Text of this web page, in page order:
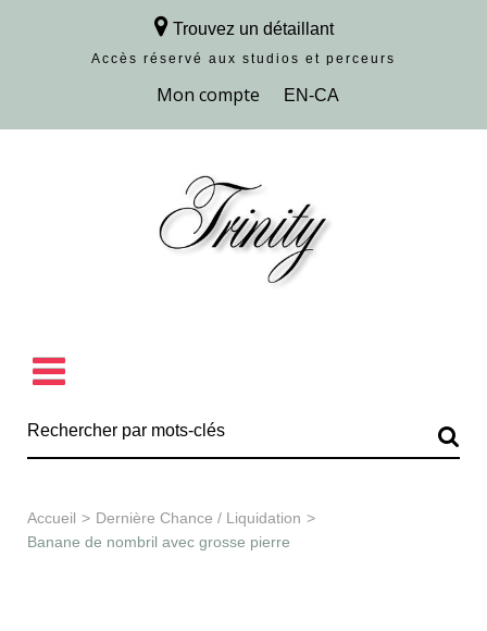
Trouvez un détaillant
Accès réservé aux studios et perceurs
Découvrir la collection
Accueil > Dernière Chance / Liquidation >
Banane de nombril avec grosse pierre